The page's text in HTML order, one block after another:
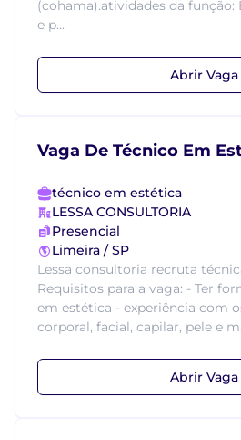
(cohama).atividades da
e p...
Abrir Vaga
Vaga De Técnico Em
técnico em estética
LESSA CONSULTORIA
Presencial
Limeira / SP
Lessa consultoria recruta
Requisitos para a vaga: - Ter
em estética - experiência com
corporal, facial, capilar, pele e
Abrir Vaga